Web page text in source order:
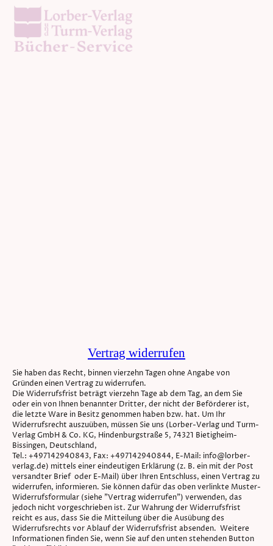
Vertrag widerrufen
Sie haben das Recht, binnen vierzehn Tagen ohne Angabe von
Gründen einen Vertrag zu widerrufen.
Die Widerrufsfrist beträgt vierzehn Tage ab dem Tag, an dem Sie
oder ein von Ihnen benannter Dritter, der nicht der Beförderer ist,
die letzte Ware in Besitz genommen haben bzw. hat. Um Ihr
Widerrufsrecht auszuüben, müssen Sie uns (Lorber-Verlag und Turm-
Verlag GmbH & Co. KG, Hindenburgstraße 5, 74321 Bietigheim-
Bissingen, Deutschland,
Tel.: +497142940843, Fax: +497142940844, E-Mail: info@lorber-
verlag.de) mittels einer eindeutigen Erklärung (z. B. ein mit der Post
versandter Brief oder E-Mail) über Ihren Entschluss, einen Vertrag zu
widerrufen, informieren. Sie können dafür das oben verlinkte Muster-
Widerrufsformular (siehe "Vertrag widerrufen") verwenden, das
jedoch nicht vorgeschrieben ist. Zur Wahrung der Widerrufsfrist
reicht es aus, dass Sie die Mitteilung über die Ausübung des
Widerrufsrechts vor Ablauf der Widerrufsfrist absenden. Weitere
Informationen finden Sie, wenn Sie auf den unten stehenden Button